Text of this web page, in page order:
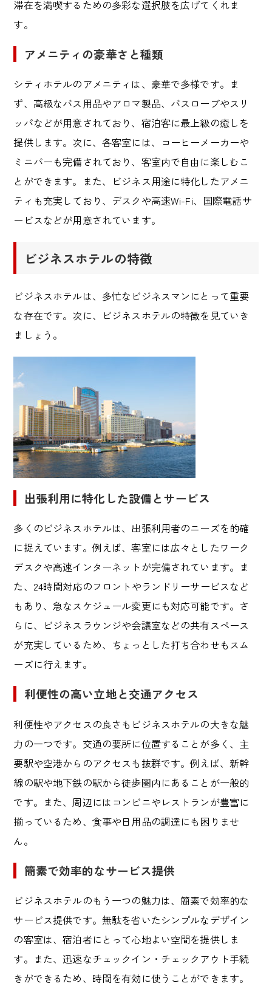
滞在を満喫するための多彩な選択肢を広げてくれま
す。
アメニティの豪華さと種類
シティホテルのアメニティは、豪華で多様です。ま
ず、高級なバス用品やアロマ製品、バスローブやスリ
ッパなどが用意されており、宿泊客に最上級の癒しを
提供します。次に、各客室には、コーヒーメーカーや
ミニバーも完備されており、客室内で自由に楽しむこ
とができます。また、ビジネス用途に特化したアメニ
ティも充実しており、デスクや高速Wi-Fi、国際電話サ
ービスなどが用意されています。
ビジネスホテルの特徴
ビジネスホテルは、多忙なビジネスマンにとって重要
な存在です。次に、ビジネスホテルの特徴を見ていき
ましょう。
出張利用に特化した設備とサービス
多くのビジネスホテルは、出張利用者のニーズを的確
に捉えています。例えば、客室には広々としたワーク
デスクや高速インターネットが完備されています。ま
た、 24時間対応のフロントやランドリーサービスなど
もあり、急なスケジュール変更にも対応可能です。さ
らに、ビジネスラウンジや会議室などの共有スペース
が充実しているため、ちょっとした打ち合わせもスム
ーズに行えます。
利便性の高い立地と交通アクセス
利便性やアクセスの良さもビジネスホテルの大きな魅
力の一つです。交通の要所に位置することが多く、主
要駅や空港からのアクセスも抜群です。例えば、新幹
線の駅や地下鉄の駅から徒歩圏内にあることが一般的
です。また、周辺にはコンビニやレストランが豊富に
揃っているため、食事や日用品の調達にも困りませ
ん。
簡素で効率的なサービス提供
ビジネスホテルのもう一つの魅力は、簡素で効率的な
サービス提供です。無駄を省いたシンプルなデザイン
の客室は、宿泊者にとって心地よい空間を提供しま
す。また、迅速なチェックイン・チェックアウト手続
きができるため、時間を有効に使うことができます。